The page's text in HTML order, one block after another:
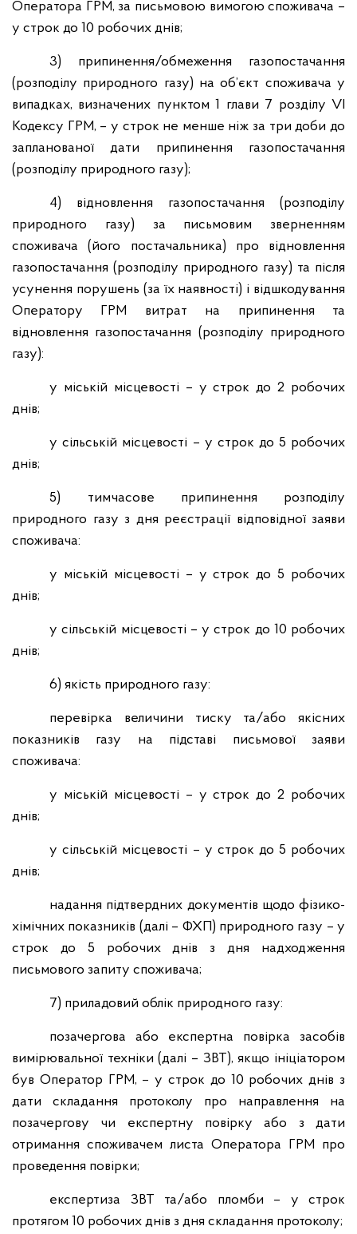
Оператора ГРМ, за письмовою вимогою споживача –
у строк до 10 робочих днів;
3) припинення/обмеження газопостачання
(розподілу природного газу) на об’єкт споживача у
випадках, визначених пунктом 1 глави 7 розділу VI
Кодексу ГРМ, – у строк не менше ніж за три доби до
запланованої дати припинення газопостачання
(розподілу природного газу);
4) відновлення газопостачання (розподілу
природного газу) за письмовим зверненням
споживача (його постачальника) про відновлення
газопостачання (розподілу природного газу) та після
усунення порушень (за їх наявності) і відшкодування
Оператору ГРМ витрат на припинення та
відновлення газопостачання (розподілу природного
газу):
у міській місцевості – у строк до 2 робочих
днів;
у сільській місцевості – у строк до 5 робочих
днів;
5) тимчасове припинення розподілу
природного газу з дня реєстрації відповідної заяви
споживача:
у міській місцевості – у строк до 5 робочих
днів;
у сільській місцевості – у строк до 10 робочих
днів;
6) якість природного газу:
перевірка величини тиску та/або якісних
показників газу на підставі письмової заяви
споживача:
у міській місцевості – у строк до 2 робочих
днів;
у сільській місцевості – у строк до 5 робочих
днів;
надання підтвердних документів щодо фізико-
хімічних показників (далі – ФХП) природного газу – у
строк до 5 робочих днів з дня надходження
письмового запиту споживача;
7) приладовий облік природного газу:
позачергова або експертна повірка засобів
вимірювальної техніки (далі – ЗВТ), якщо ініціатором
був Оператор ГРМ, – у строк до 10 робочих днів з
дати складання протоколу про направлення на
позачергову чи експертну повірку або з дати
отримання споживачем листа Оператора ГРМ про
проведення повірки;
експертиза ЗВТ та/або пломби – у строк
протягом 10 робочих днів з дня складання протоколу;